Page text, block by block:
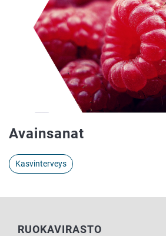
Avainsanat
Kasvinterveys
RUOKAVIRASTO